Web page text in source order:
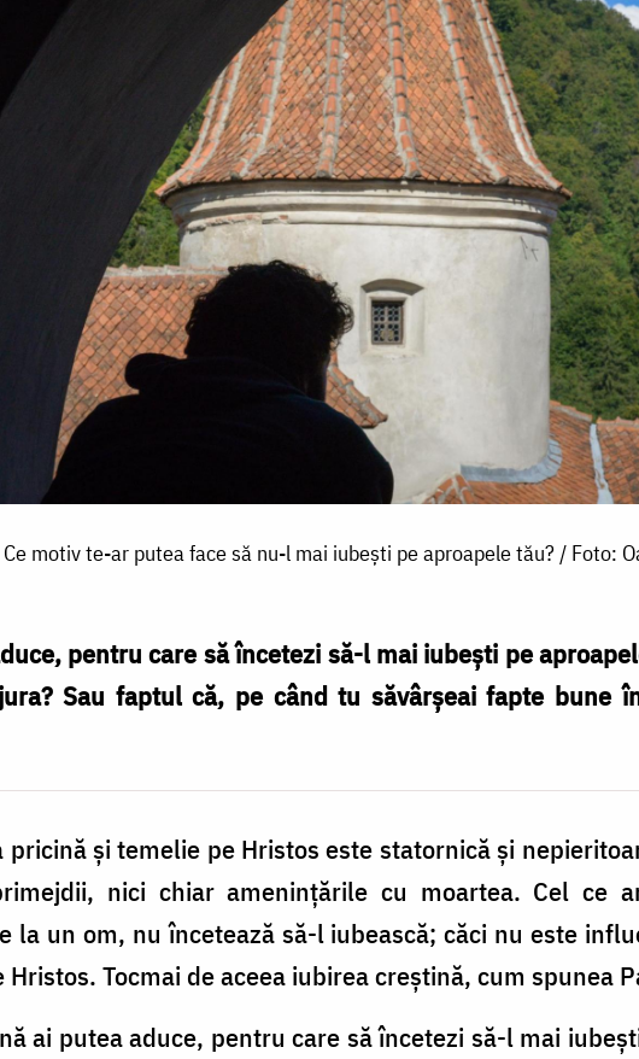
Ce motiv te-ar putea face să nu-l mai iubești pe aproapele tău? / Foto:
pentru care să încetezi să-l mai iubeşti pe
Sau faptul că, pe când tu săvârşeai fapte bune
pricină şi temelie pe Hristos este statornică şi
nici chiar ameninţările cu moartea. Cel ce
la un om, nu încetează să-l iubească; căci nu este
Tocmai de aceea iubirea creştină, cum spunea
ai putea aduce, pentru care să încetezi să-l mai